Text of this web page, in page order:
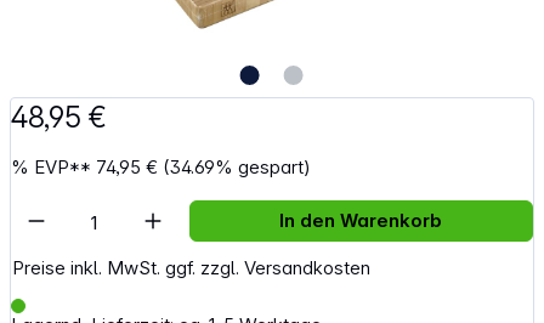
48,95 €
% EVP** 74,95 € (34.69% gespart)
Preise inkl. MwSt. ggf. zzgl. Versandkosten
Artikel Anzahl: Gib den gewünschten
In den Warenkorb